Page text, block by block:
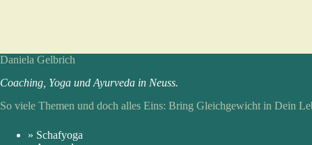
Daniela Gelbrich
Coaching, Yoga und Ayur­veda in Neuss.
So viele Themen und doch alles Eins: Bring Gleich­gewicht in Dein
» Schafyoga